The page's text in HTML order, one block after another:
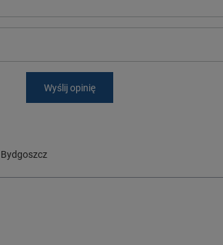
Wyślij opinię
Bydgoszcz